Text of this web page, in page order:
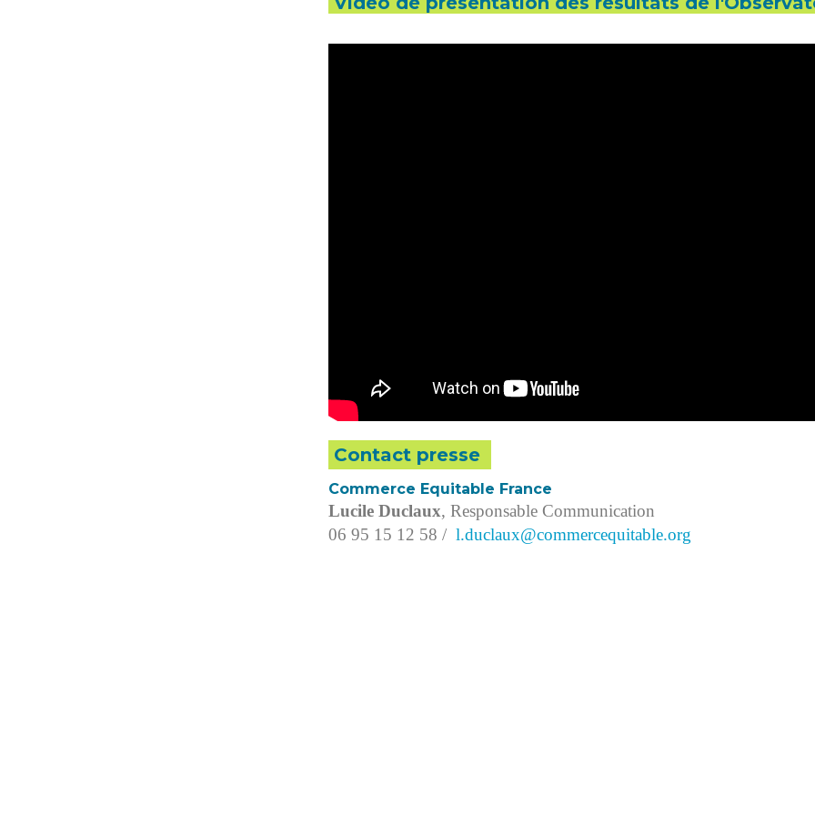
Contact presse
Commerce Equitable France
Lucile Duclaux, Responsable Communication
06 95 15 12 58 / l.duclaux@commercequitable.org